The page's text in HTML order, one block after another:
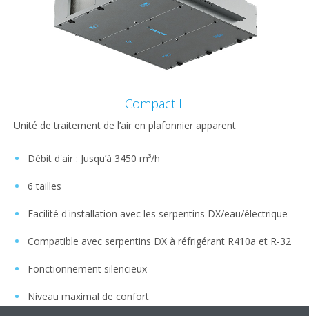
Compact L
Unité de traitement de l’air en plafonnier apparent
Débit d'air : Jusqu’à 3450 m³/h
6 tailles
Facilité d'installation avec les serpentins DX/eau/électrique
Compatible avec serpentins DX à réfrigérant R410a et R-32
Fonctionnement silencieux
Niveau maximal de confort